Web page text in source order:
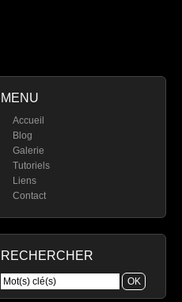
MENU
Accueil
Blog
Galerie
Tutoriels
Liens
Contact
RECHERCHER